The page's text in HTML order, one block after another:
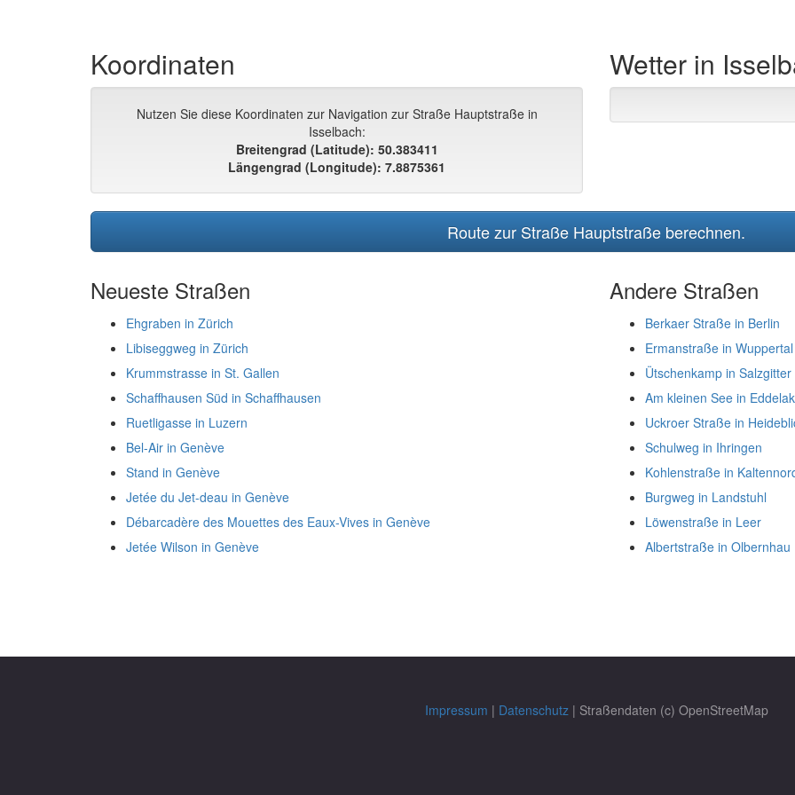
Koordinaten
Nutzen Sie diese Koordinaten zur Navigation zur Straße Hauptstraße in
Isselbach:
Breitengrad (Latitude): 50.383411
Längengrad (Longitude): 7.8875361
Wetter in
Route zur Straße Hauptstraße berechnen.
Neueste Straßen
Ehgraben in Zürich
Libiseggweg in Zürich
Krummstrasse in St. Gallen
Schaffhausen Süd in Schaffhausen
Ruetligasse in Luzern
Bel-Air in Genève
Stand in Genève
Jetée du Jet-deau in Genève
Débarcadère des Mouettes des Eaux-Vives in Genève
Jetée Wilson in Genève
Andere Straßen
Berkaer Straße in Berlin
Ermanstraße in Wuppertal
Ütschenkamp in Salzgitter
Am kleinen See in Eddelak
Uckroer Straße in
Schulweg in Ihringen
Kohlenstraße in
Burgweg in Landstuhl
Löwenstraße in Leer
Albertstraße in Olbernhau
Impressum | Datenschutz| Straßendaten (c) OpenStreetMap